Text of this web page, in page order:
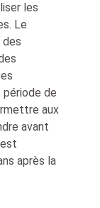
les
Le
des
de
aux
avant
après la